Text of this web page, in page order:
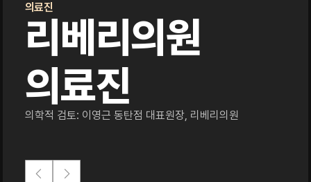
의료진
리베리의원
의료진
의학적 검토: 이영근 동탄점 대표원장, 리베리의원